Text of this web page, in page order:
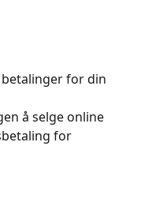
for din
å selge online
for